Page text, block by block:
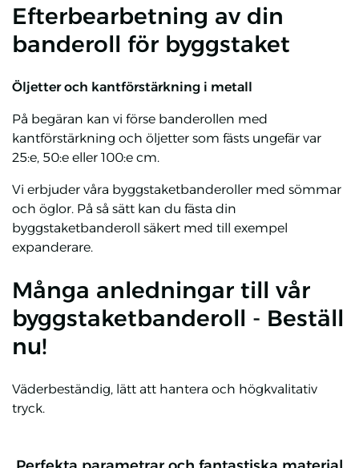
Efterbearbetning av din
banderoll för byggstaket
Öljetter och kantförstärkning i metall
På begäran kan vi förse banderollen med
kantförstärkning och öljetter som fästs ungefär var
25:e, 50:e eller 100:e cm.
Vi erbjuder våra byggstaketbanderoller med sömmar
och öglor. På så sätt kan du fästa din
byggstaketbanderoll säkert med till exempel
expanderare.
Många anledningar till vår
byggstaketbanderoll - Beställ
nu!
Väderbeständig, lätt att hantera och högkvalitativ
tryck.